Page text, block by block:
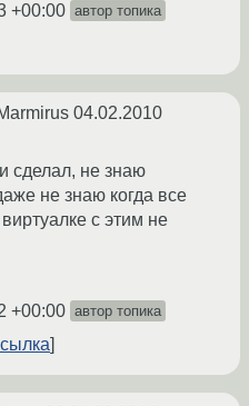
+00:00 автор топика
04.02.2010
сделал, не знаю
не знаю когда все
с этим не
+00:00 автор топика